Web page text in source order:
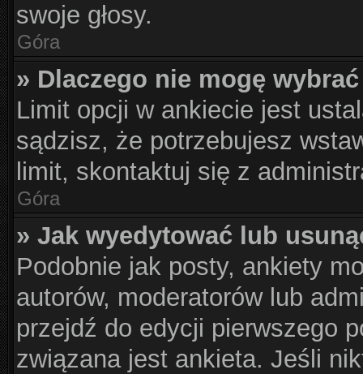
swoje głosy.
Góra
» Dlaczego nie mogę
Limit opcji w ankiecie jest
sądzisz, że potrzebujesz
limit, skontaktuj się z
Góra
» Jak wyedytować lub
Podobnie jak posty, ankiety
autorów, moderatorów lub
przejdź do edycji pierwszego
związana jest ankieta. Jeśli